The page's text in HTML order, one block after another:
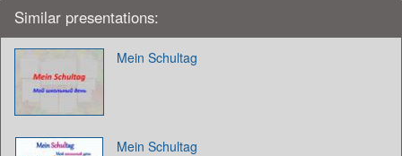
Similar presentations:
Mein Schultag
Mein Schultag